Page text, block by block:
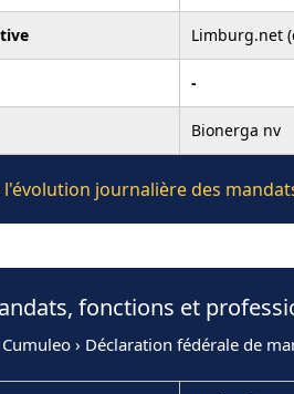
Limburg.net
-
Bionerga nv
journalière des
fonctions et
Cumuleo › Déclaration fédérale de